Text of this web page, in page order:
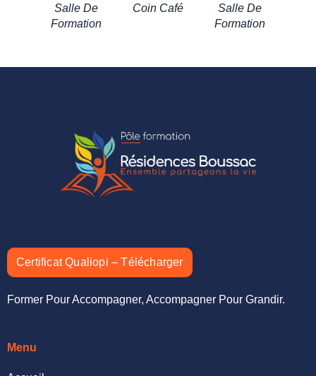
Salle De
Formation
Coin Café
Salle De
Formation
Certificat Qualiopi – Télécharger
Former Pour Accompagner, Accompagner Pour Grandir.
Menu